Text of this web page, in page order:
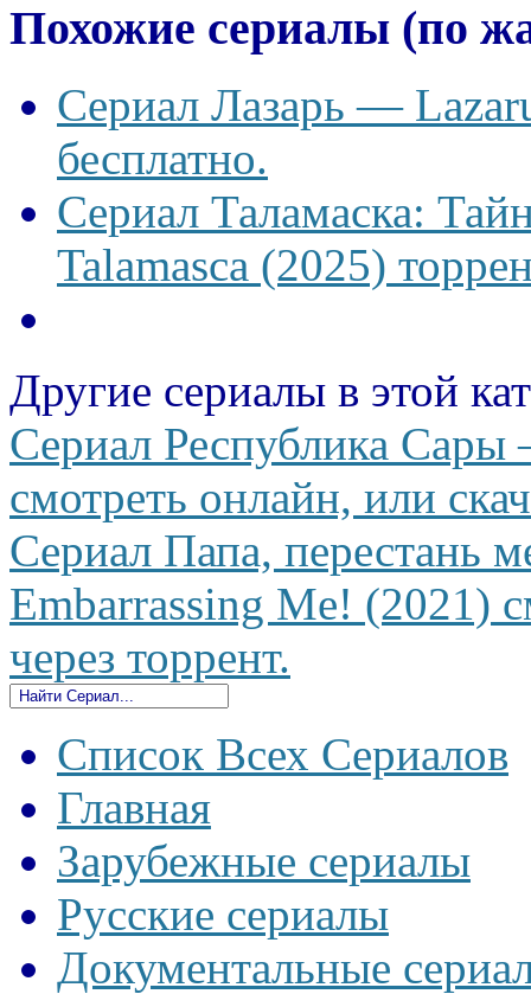
Похожие сериалы (по
Сериал Лазарь —
бесплатно.
Сериал Таламаска:
Talamasca (2025)
Другие сериалы в этой
Сериал Республика
смотреть онлайн, или
Сериал Папа, перестань
Embarrassing Me! (2021)
через торрент.
Список Всех Сериалов
Главная
Зарубежные сериалы
Русские сериалы
Документальные